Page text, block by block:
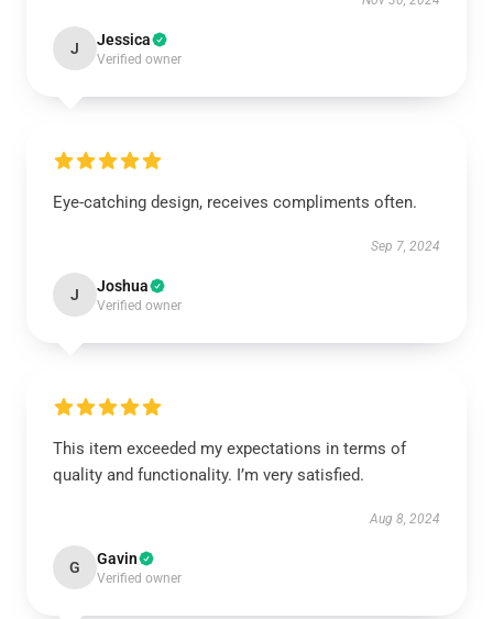
J Jessica
Verified owner
Eye-catching design, receives compliments often.
Sep 7, 2024
J Joshua
Verified owner
This item exceeded my expectations in terms of
quality and functionality. I’m very satisfied.
Aug 8, 2024
G Gavin
Verified owner